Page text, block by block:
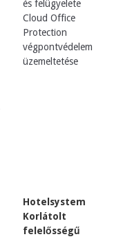
és felügyelete
Cloud Office
Protection
végpontvédelem
üzemeltetése
Hotelsystem
Korlátolt
felelősségű